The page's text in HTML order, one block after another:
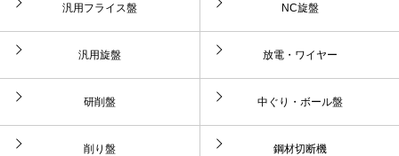
汎用フライス盤 NC旋盤
汎用旋盤 放電・ワイヤー
研削盤 中ぐり・ボール盤
削り盤 鋼材切断機